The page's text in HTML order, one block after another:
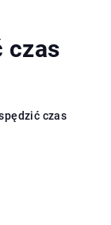
czas
czas